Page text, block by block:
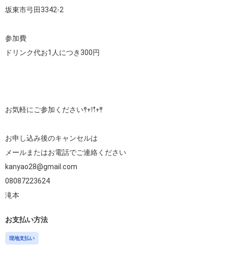
坂東市弓田3342-2
参加費
ドリンク代お1人につき300円
お気軽にご参加ください𖤣𖥧𖥣𖡡𖥧𖤣
お申し込み後のキャンセルは
メールまたはお電話でご連絡ください
kanyao28@gmail.com
08087223624
滝本
お支払い方法
現地支払い